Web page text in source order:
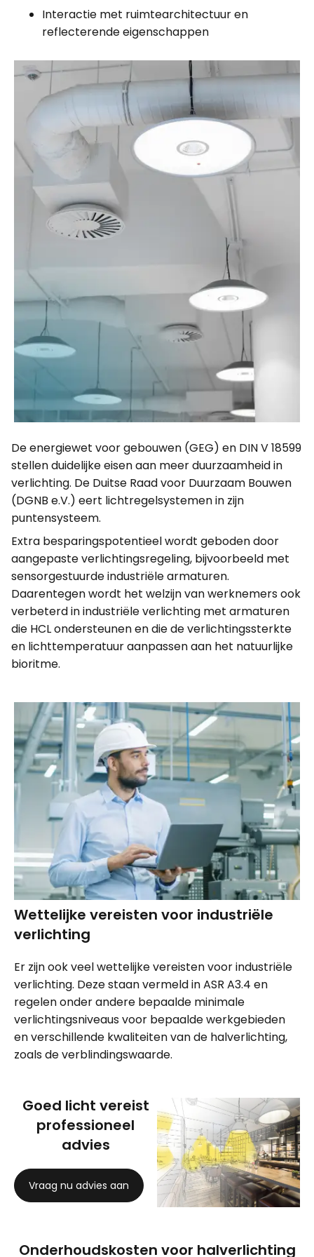
Interactie met ruimtearchitectuur en
reflecterende eigenschappen
De energiewet voor gebouwen (GEG) en DIN V 18599
stellen duidelijke eisen aan meer duurzaamheid in
verlichting. De Duitse Raad voor Duurzaam Bouwen
(DGNB e.V.) eert lichtregelsystemen in zijn
puntensysteem.
Extra besparingspotentieel wordt geboden door
aangepaste verlichtingsregeling, bijvoorbeeld met
sensorgestuurde industriële armaturen.
Daarentegen wordt het welzijn van werknemers ook
verbeterd in industriële verlichting met armaturen
die HCL ondersteunen en die de verlichtingssterkte
en lichttemperatuur aanpassen aan het natuurlijke
bioritme.
Wettelijke vereisten voor industriële
verlichting
Er zijn ook veel wettelijke vereisten voor industriële
verlichting. Deze staan vermeld in ASR A3.4 en
regelen onder andere bepaalde minimale
verlichtingsniveaus voor bepaalde werkgebieden
en verschillende kwaliteiten van de halverlichting,
zoals de verblindingswaarde.
Goed licht vereist
professioneel
advies
Vraag nu advies aan
Onderhoudskosten voor halverlichting